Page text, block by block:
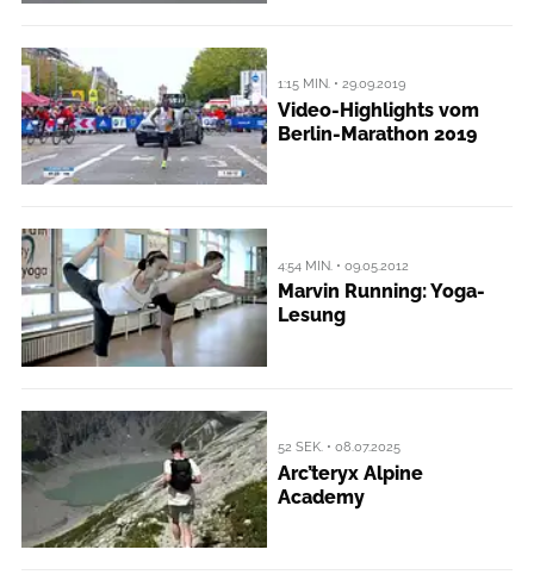
1:15 MIN. • 29.09.2019
Video-Highlights vom
Berlin-Marathon 2019
4:54 MIN. • 09.05.2012
Marvin Running: Yoga-
Lesung
52 SEK. • 08.07.2025
Arc’teryx Alpine
Academy